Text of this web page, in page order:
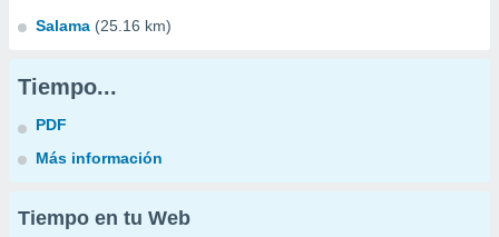
Salama (25.16 km)
Tiempo...
PDF
Más información
Tiempo en tu Web